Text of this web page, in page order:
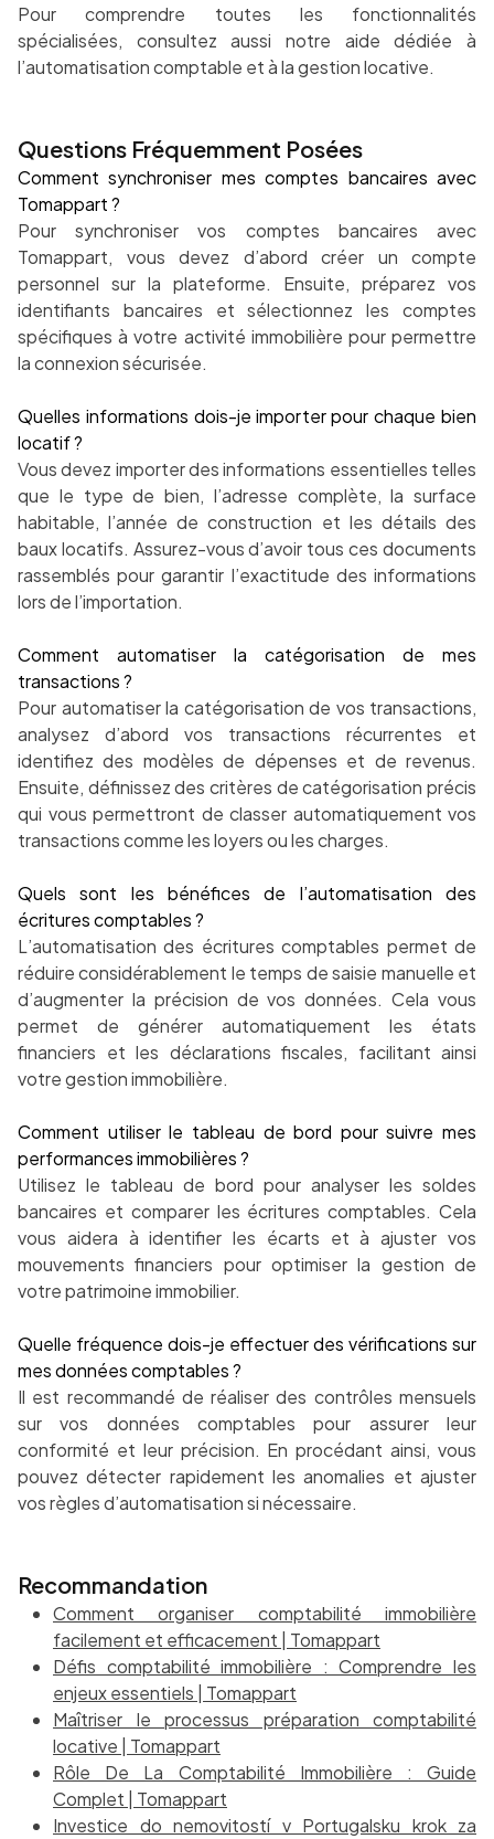
Pour comprendre toutes les fonctionnalités
spécialisées, consultez aussi notre aide dédiée à
l’automatisation comptable et à la gestion locative.
Questions Fréquemment Posées
Comment synchroniser mes comptes bancaires avec
Tomappart ?
Pour synchroniser vos comptes bancaires avec
Tomappart, vous devez d’abord créer un compte
personnel sur la plateforme. Ensuite, préparez vos
identifiants bancaires et sélectionnez les comptes
spécifiques à votre activité immobilière pour permettre
la connexion sécurisée.
Quelles informations dois-je importer pour chaque bien
locatif ?
Vous devez importer des informations essentielles telles
que le type de bien, l’adresse complète, la surface
habitable, l’année de construction et les détails des
baux locatifs. Assurez-vous d’avoir tous ces documents
rassemblés pour garantir l’exactitude des informations
lors de l’importation.
Comment automatiser la catégorisation de mes
transactions ?
Pour automatiser la catégorisation de vos transactions,
analysez d’abord vos transactions récurrentes et
identifiez des modèles de dépenses et de revenus.
Ensuite, définissez des critères de catégorisation précis
qui vous permettront de classer automatiquement vos
transactions comme les loyers ou les charges.
Quels sont les bénéfices de l’automatisation des
écritures comptables ?
L’automatisation des écritures comptables permet de
réduire considérablement le temps de saisie manuelle et
d’augmenter la précision de vos données. Cela vous
permet de générer automatiquement les états
financiers et les déclarations fiscales, facilitant ainsi
votre gestion immobilière.
Comment utiliser le tableau de bord pour suivre mes
performances immobilières ?
Utilisez le tableau de bord pour analyser les soldes
bancaires et comparer les écritures comptables. Cela
vous aidera à identifier les écarts et à ajuster vos
mouvements financiers pour optimiser la gestion de
votre patrimoine immobilier.
Quelle fréquence dois-je effectuer des vérifications sur
mes données comptables ?
Il est recommandé de réaliser des contrôles mensuels
sur vos données comptables pour assurer leur
conformité et leur précision. En procédant ainsi, vous
pouvez détecter rapidement les anomalies et ajuster
vos règles d’automatisation si nécessaire.
Recommandation
Comment organiser comptabilité immobilière
facilement et efficacement | Tomappart
Défis comptabilité immobilière : Comprendre les
enjeux essentiels | Tomappart
Maîtriser le processus préparation comptabilité
locative | Tomappart
Rôle De La Comptabilité Immobilière : Guide
Complet | Tomappart
Investice do nemovitostí v Portugalsku krok za